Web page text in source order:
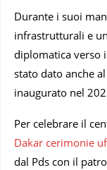
Durante i suoi
infrastrutturali e
diplomatica verso
stato dato anche
inaugurato nel
Per celebrare il
Dakar cerimonie
dal Pds con il